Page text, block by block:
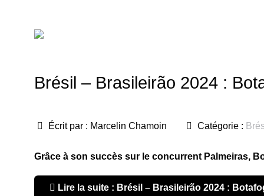
Brésil – Brasileirão 2024 :
Écrit par : Marcelin Chamoin Catégorie :
Grâce à son succès sur le concurrent Palmeiras,
Lire la suite : Brésil – Brasileirão 2024 :